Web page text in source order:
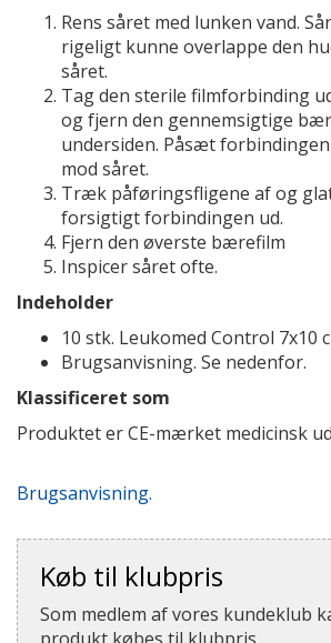
Rens såret med lunken vand.
rigeligt kunne overlappe den
såret.
Tag den sterile filmforbinding
og fjern den gennemsigtige
undersiden. Påsæt
mod såret.
Træk påføringsfligene af og
forsigtigt forbindingen ud.
Fjern den øverste bærefilm
Inspicer såret ofte.
Indeholder
10 stk. Leukomed Control 7x10
Brugsanvisning. Se nedenfor.
Klassificeret som
Produktet er CE-mærket medicinsk
Brugsanvisning.
Køb til klubpris
Som medlem af vores kundeklub